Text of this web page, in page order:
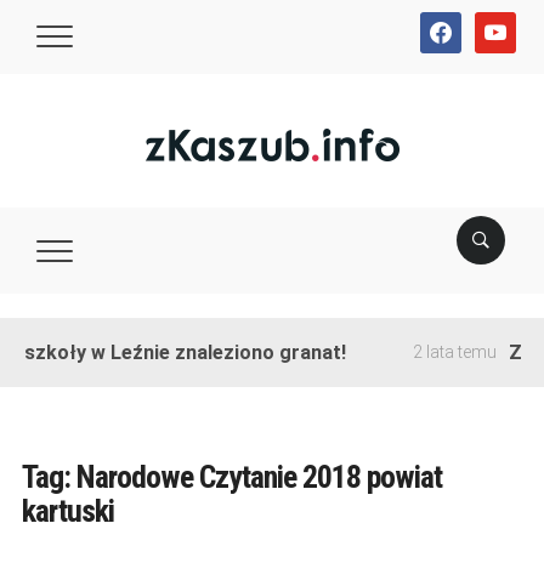
facebookyoutube
szkoły w Leźnie znaleziono granat! 2 lata temu
Tag: Narodowe Czytanie 2018 powiat
kartuski